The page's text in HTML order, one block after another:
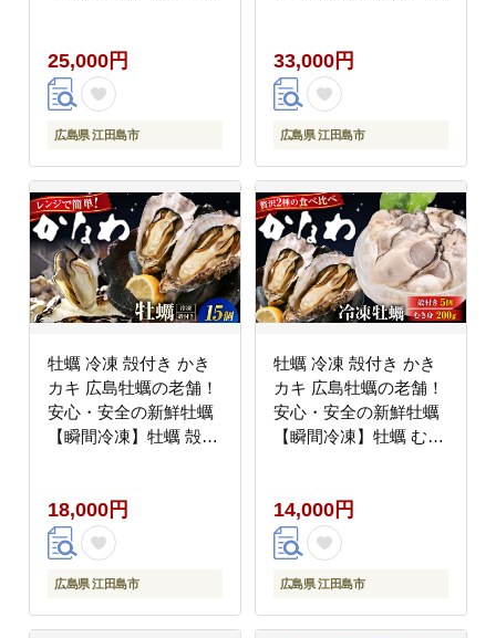
海鮮 広島県産 江田島
市/株式会社かなわ
[XBP016] 牡蠣
25,000円
広島県 江田島市
海鮮 広島県産 江田島
市/株式会社かなわ
[XBP017] 牡蠣
33,000円
広島県 江田島市
牡蠣 冷凍 殻付き かき
カキ 広島牡蠣の老舗！
安心・安全の新鮮牡蠣
【瞬間冷凍】牡蠣 殻付
鮮 海産物 広島県産 江
田島市/株式会社かなわ
[XBP018] 牡蠣
18,000円
広島県 江田島市
牡蠣 冷凍 殻付き かき
カキ 広島牡蠣の老舗！
安心・安全の新鮮牡蠣
【瞬間冷凍】牡蠣 むき
類 和食 海鮮 海産物 広
島県産 江田島市/株式会
社かなわ [XBP019] 牡
蠣
14,000円
広島県 江田島市